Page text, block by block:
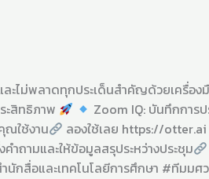
ะไม่พลาดทุกประเด็นสำคัญด้วยเครื่อง
ะสิทธิภาพ
Zoom IQ: บันทึกการ
ณใช้งาน
ลองใช้เลย https://otter.ai
ถามและให้ข้อมูลสรุประหว่างประชุม
กสื่อและเทคโนโลยีการศึกษา #ทีมมศ